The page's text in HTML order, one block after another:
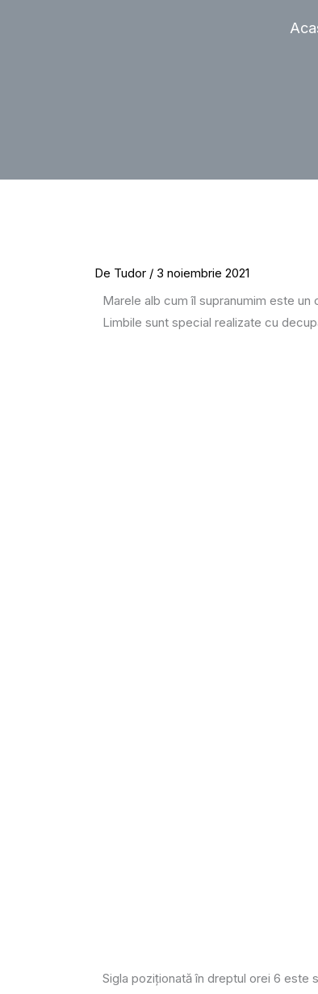
De Tudor / 3 noiembrie 2021
Marele alb cum îl supranumim este
Limbile sunt special realizate cu
Sigla poziționată în dreptul orei 6 este